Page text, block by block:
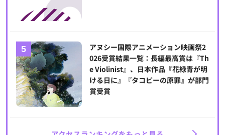
アヌシー国際アニメーション映画祭2
026受賞結果一覧：長編最高賞は『Th
e Violinist』、日本作品『花緑青が明
ける日に』『タコピーの原罪』が部門
賞受賞